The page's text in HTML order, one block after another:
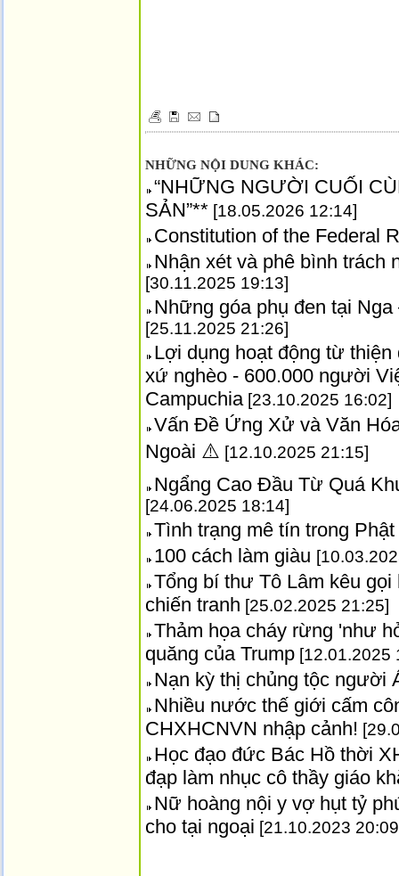
NHỮNG NỘI DUNG KHÁC:
“NHỮNG NGƯỜI CUỐI
SẢN”** [18.05.2026 12:14]
Constitution of the Federal
Nhận xét và phê bình trách
[30.11.2025 19:13]
Những góa phụ đen tại
[25.11.2025 21:26]
Lợi dụng hoạt động từ
xứ nghèo - 600.000 người
Campuchia [23.10.2025 16:02]
Vấn Đề Ứng Xử và Văn
Ngoài ⚠️ [12.10.2025 21:15]
Ngẩng Cao Đầu Từ Quá
[24.06.2025 18:14]
Tình trạng mê tín trong
100 cách làm giàu
Tổng bí thư Tô Lâm kêu
chiến tranh [25.02.2025 21:25]
Thảm họa cháy rừng 'như
quăng của Trump [12.01.2025
Nạn kỳ thị chủng tộc người
Nhiều nước thế giới cấm
CHXHCNVN nhập cảnh!
Học đạo đức Bác Hồ thời
đạp làm nhục cô thầy giáo
Nữ hoàng nội y vợ hụt tỷ
cho tại ngoại [21.10.2023